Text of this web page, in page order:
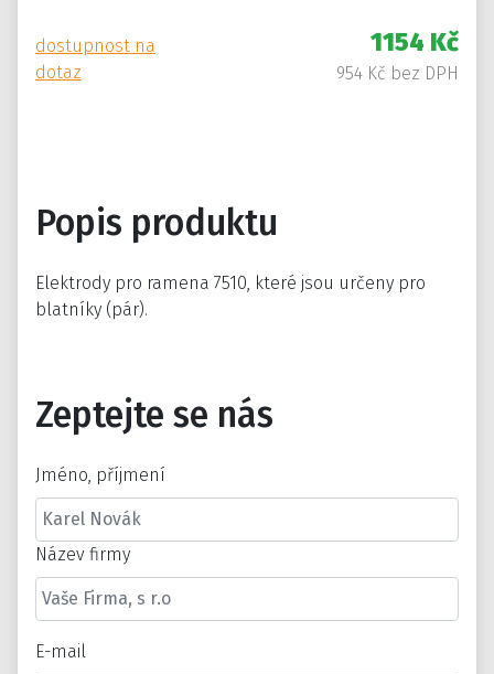
dostupnost na
dotaz
1154 Kč
954 Kč bez DPH
Popis produktu
Elektrody pro ramena 7510, které jsou určeny pro
blatníky (pár).
Zeptejte se nás
Jméno, příjmení
Název firmy
E-mail